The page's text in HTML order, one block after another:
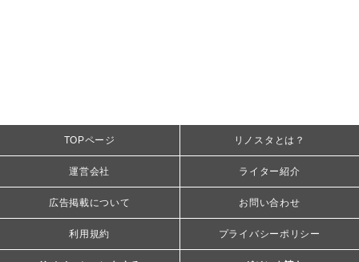
TOPページ リノスタとは？
運営会社 ライター紹介
広告掲載について お問い合わせ
利用規約 プライバシーポリシー